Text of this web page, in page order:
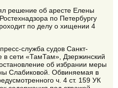
решение об аресте Елены
по Петербургу
по делу о хищении 4
служба судов Санкт-
в сети «ТамТам», Дзержинский
об избрании меры
Слабиковой. Обвиняемая в
ч. 4 ст. 159 УК